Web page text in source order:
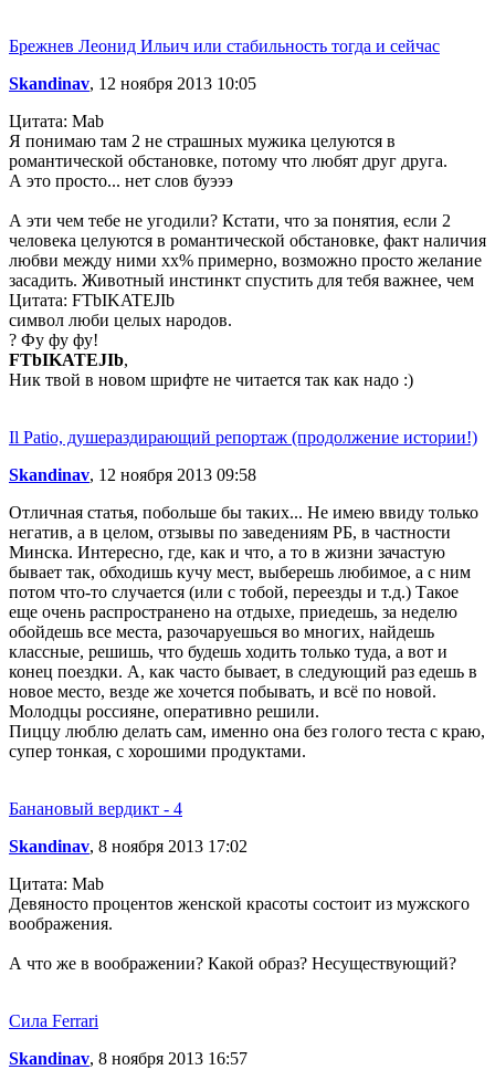
Брежнев Леонид Ильич или стабильность тогда и сейчас
Skandinav, 12 ноября 2013 10:05
Цитата: Mab
Я понимаю там 2 не страшных мужика целуются в
романтической обстановке, потому что любят друг друга.
А это просто... нет слов буэээ
А эти чем тебе не угодили? Кстати, что за понятия, если 2
человека целуются в романтической обстановке, факт наличия
любви между ними хх% примерно, возможно просто желание
засадить. Животный инстинкт спустить для тебя важнее, чем
Цитата: FTbIKATEJIb
символ люби целых народов.
? Фу фу фу!
FTbIKATEJIb,
Ник твой в новом шрифте не читается так как надо :)
Il Patio, душераздирающий репортаж (продолжение истории!)
Skandinav, 12 ноября 2013 09:58
Отличная статья, побольше бы таких... Не имею ввиду только
негатив, а в целом, отзывы по заведениям РБ, в частности
Минска. Интересно, где, как и что, а то в жизни зачастую
бывает так, обходишь кучу мест, выберешь любимое, а с ним
потом что-то случается (или с тобой, переезды и т.д.) Такое
еще очень распространено на отдыхе, приедешь, за неделю
обойдешь все места, разочаруешься во многих, найдешь
классные, решишь, что будешь ходить только туда, а вот и
конец поездки. А, как часто бывает, в следующий раз едешь в
новое место, везде же хочется побывать, и всё по новой.
Молодцы россияне, оперативно решили.
Пиццу люблю делать сам, именно она без голого теста с краю,
супер тонкая, с хорошими продуктами.
Банановый вердикт - 4
Skandinav, 8 ноября 2013 17:02
Цитата: Mab
Девяносто процентов женской красоты состоит из мужского
воображения.
А что же в воображении? Какой образ? Несуществующий?
Сила Ferrari
Skandinav, 8 ноября 2013 16:57